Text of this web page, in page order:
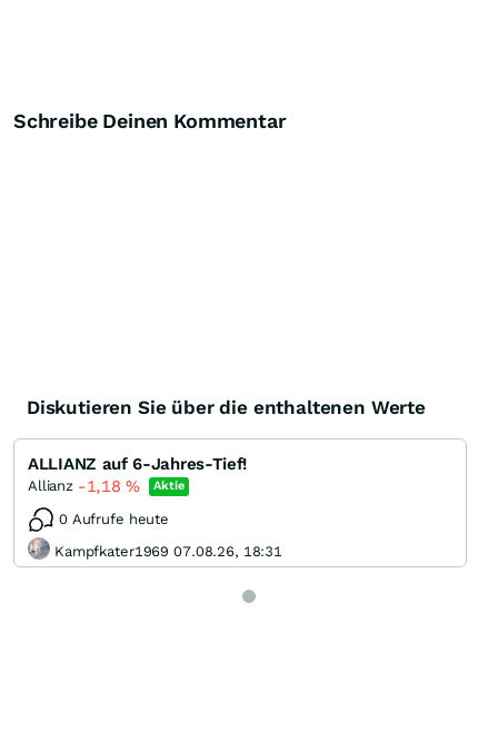
Schreibe Deinen Kommentar
Diskutieren Sie über die enthaltenen Werte
ALLIANZ auf 6-Jahres-Tief!
Allianz -1,18% Aktie
0 Aufrufe heute
Kampfkater1969 07.08.26, 18:31